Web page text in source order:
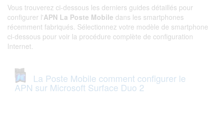
Vous trouverez ci-dessous les derniers guides détaillés pour
configurer l'APN La Poste Mobile dans les smartphones
récemment fabriqués. Sélectionnez votre modèle de smartphone
ci-dessous pour voir la procédure complète de configuration
Internet.
La Poste Mobile comment configurer le
APN sur Microsoft Surface Duo 2